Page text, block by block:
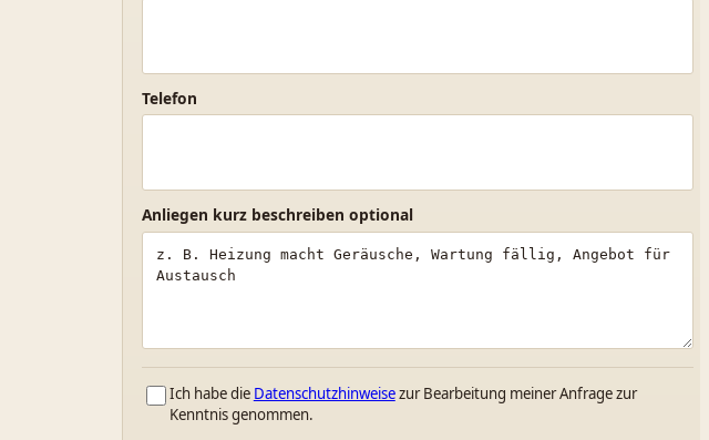
Telefon
Anliegen kurz beschreiben optional
Ich habe die Datenschutzhinweisezur Bearbeitung meiner Anfrage zur
Kenntnis genommen.